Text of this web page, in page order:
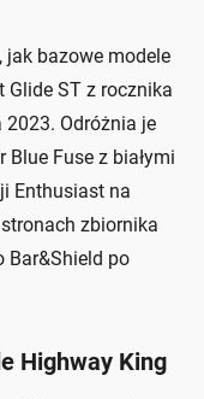
jak bazowe modele
Glide ST z rocznika
2023. Odróżnia je
Fuse z białymi
Enthusiast na
zbiornika
Bar&Shield po
Highway King